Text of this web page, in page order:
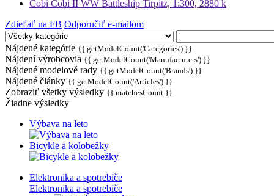
Cobi Cobi II WW Battleship Tirpitz, 1:300, 2880 k
Zdieľať na FB Odporučiť e-mailom
Nájdené kategórie {{ getModelCount('Categories') }}
Nájdení výrobcovia {{ getModelCount('Manufacturers') }}
Nájdené modelové rady {{ getModelCount('Brands') }}
Nájdené články {{ getModelCount('Articles') }}
Zobraziť všetky výsledky {{ matchesCount }}
Žiadne výsledky
Výbava na leto
Bicykle a kolobežky
Elektronika a spotrebiče
Elektronika a spotrebiče